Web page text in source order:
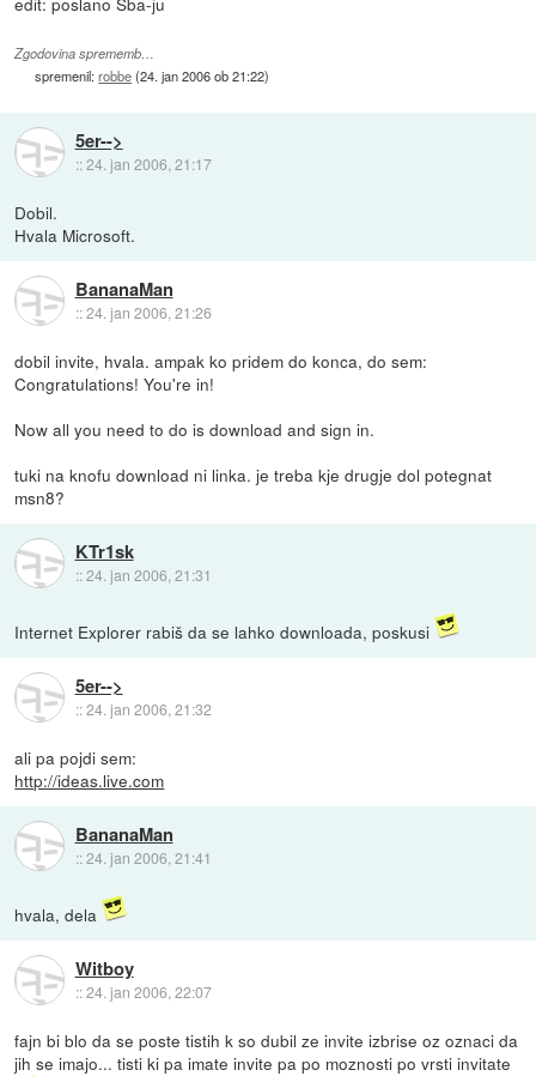
Zgodovina sprememb…
spremenil:robbe(24. jan 2006 ob 21:22)
5er-->
::24. jan 2006, 21:17
Dobil.
Hvala Microsoft.
BananaMan
::24. jan 2006, 21:26
dobil invite, hvala. ampak ko pridem do konca, do sem:
Congratulations! You're in!
Now all you need to do is download and sign in.
tuki na knofu download ni linka. je treba kje drugje dol potegnat
msn8?
KTr1sk
::24. jan 2006, 21:31
Internet Explorer rabiš da se lahko downloada, poskusi
5er-->
::24. jan 2006, 21:32
ali pa pojdi sem:
http://ideas.live.com
BananaMan
::24. jan 2006, 21:41
hvala, dela
Witboy
::24. jan 2006, 22:07
fajn bi blo da se poste tistih k so dubil ze invite izbrise oz oznaci da
jih se imajo... tisti ki pa imate invite pa po moznosti po vrsti invitate